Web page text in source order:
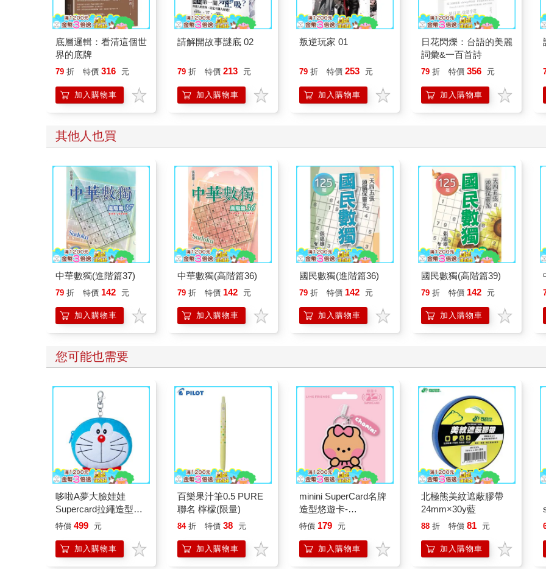
底層邏輯：看清這個世
界的底牌
79 折 特價 316 元
加入購物車
請解開故事謎底 02
79 折 特價 213 元
加入購物車
叛逆玩家 01
79 折 特價 253 元
加入購物車
日花閃爍：台語的美麗
詞彙&一百首詩
79 折 特價 356 元
加入購物車
其他人也買
中華數獨(進階篇37)
79 折 特價 142 元
加入購物車
中華數獨(高階篇36)
79 折 特價 142 元
加入購物車
國民數獨(進階篇36)
79 折 特價 142 元
加入購物車
國民數獨(高階篇39)
79 折 特價 142 元
加入購物車
您可能也需要
哆啦A夢大臉娃娃
Supercard拉繩造型悠
遊卡【受託代銷】
特價 499 元
加入購物車
百樂果汁筆0.5 PURE
聯名 檸檬(限量)
84 折 特價 38 元
加入購物車
minini SuperCard名牌
造型悠遊卡-
chonini【受託代銷】
特價 179 元
加入購物車
北極熊美紋遮蔽膠帶
24mm×30y藍
88 折 特價 81 元
加入購物車